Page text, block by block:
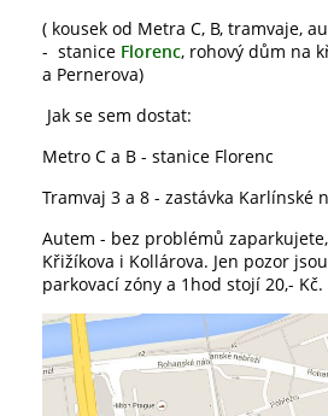
( kousek od Metra C, B, tramvaje,
- stanice Florenc, rohový dům na
a Pernerova)
Jak se sem dostat:
Metro C a B - stanice Florenc
Tramvaj 3 a 8 - zastávka Karlínské
Autem - bez problémů
Křižíkova i Kollárova. Jen pozor
parkovací zóny a 1hod stojí 20,- Kč.